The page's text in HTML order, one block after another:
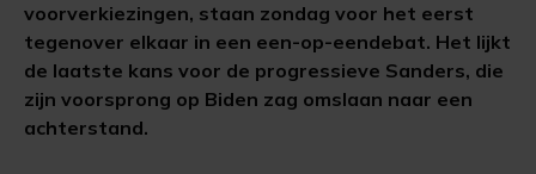
voorverkiezingen, staan zondag voor het eerst
tegenover elkaar in een een-op-eendebat. Het lijkt
de laatste kans voor de progressieve Sanders, die
zijn voorsprong op Biden zag omslaan naar een
achterstand.